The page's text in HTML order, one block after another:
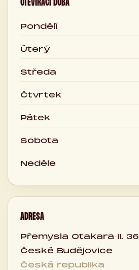
Pondělí
Úterý
Středa
Čtvrtek
Pátek
Sobota
Neděle
ADRESA
Přemysla Otakara II. 36
České Budějovice
Česká republika